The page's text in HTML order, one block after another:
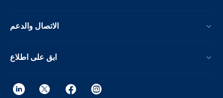
الاتصال والدعم
ابق على اطلاع